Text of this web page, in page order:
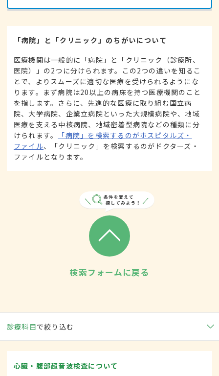
「病院」と「クリニック」のちがいについて
医療機関は一般的に「病院」と「クリニック（診療所、
医院）」の2つに分けられます。この2つの違いを知るこ
とで、よりスムーズに適切な医療を受けられるようにな
ります。まず病院は20以上の病床を持つ医療機関のこと
を指します。さらに、先進的な医療に取り組む国立病
院、大学病院、企業立病院といった大規模病院や、地域
医療を支える中核病院、地域密着型病院などの種類に分
けられます。
「病院」を検索するのがホスピタルズ・
ファイル、「クリニック」を検索するのがドクターズ・
ファイルとなります。
検索フォームに戻る
診療科目で絞り込む
心臓・腹部超音波検査について